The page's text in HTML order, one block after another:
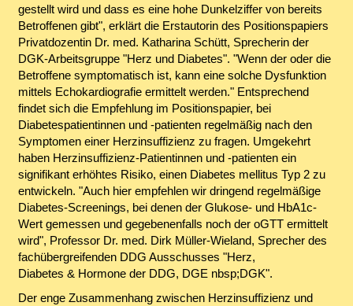
gestellt wird und dass es eine hohe Dunkelziffer von bereits
Betroffenen gibt", erklärt die Erstautorin des Positionspapiers
Privatdozentin Dr. med. Katharina Schütt, Sprecherin der
DGK-Arbeitsgruppe "Herz und Diabetes". "Wenn der oder die
Betroffene symptomatisch ist, kann eine solche Dysfunktion
mittels Echokardiografie ermittelt werden." Entsprechend
findet sich die Empfehlung im Positionspapier, bei
Diabetespatientinnen und -patienten regelmäßig nach den
Symptomen einer Herzinsuffizienz zu fragen. Umgekehrt
haben Herzinsuffizienz-Patientinnen und -patienten ein
signifikant erhöhtes Risiko, einen Diabetes mellitus Typ 2 zu
entwickeln. "Auch hier empfehlen wir dringend regelmäßige
Diabetes-Screenings, bei denen der Glukose- und HbA1c-
Wert gemessen und gegebenenfalls noch der oGTT ermittelt
wird", Professor Dr. med. Dirk Müller-Wieland, Sprecher des
fachübergreifenden DDG Ausschusses "Herz,
Diabetes & Hormone der DDG, DGE nbsp;DGK".
Der enge Zusammenhang zwischen Herzinsuffizienz und